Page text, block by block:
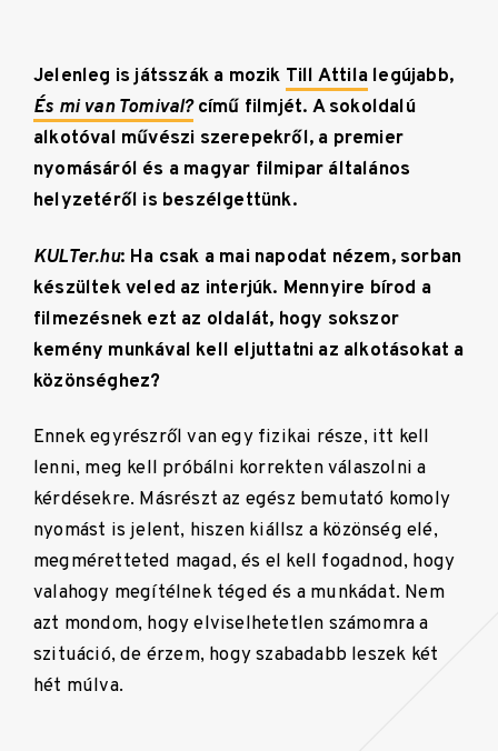
Jelenleg is játsszák a mozik Till Attila legújabb,
És mi van Tomival?című filmjét. A sokoldalú
alkotóval művészi szerepekről, a premier
nyomásáról és a magyar filmipar általános
helyzetéről is beszélgettünk.
KULTer.hu: Ha csak a mai napodat nézem, sorban
készültek veled az interjúk. Mennyire bírod a
filmezésnek ezt az oldalát, hogy sokszor
kemény munkával kell eljuttatni az alkotásokat a
közönséghez?
Ennek egyrészről van egy fizikai része, itt kell
lenni, meg kell próbálni korrekten válaszolni a
kérdésekre. Másrészt az egész bemutató komoly
nyomást is jelent, hiszen kiállsz a közönség elé,
megméretteted magad, és el kell fogadnod, hogy
valahogy megítélnek téged és a munkádat. Nem
azt mondom, hogy elviselhetetlen számomra a
szituáció, de érzem, hogy szabadabb leszek két
hét múlva.